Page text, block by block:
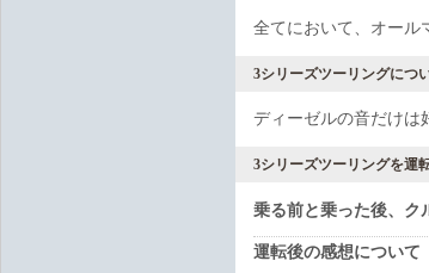
全てにおいて、オール
3シリーズツーリングにつ
ディーゼルの音だけは
3シリーズツーリングを運
乗る前と乗った後、ク
運転後の感想について